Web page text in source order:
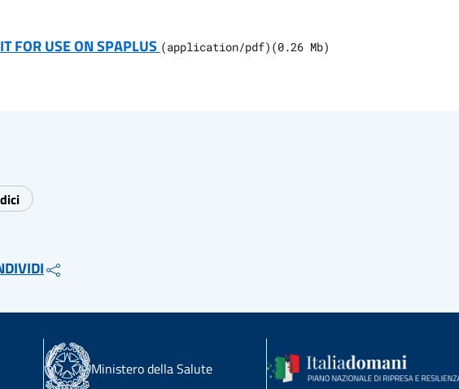
FOR USE ON SPAPLUS (application/pdf) (0.26 Mb)
Ministero della Salute